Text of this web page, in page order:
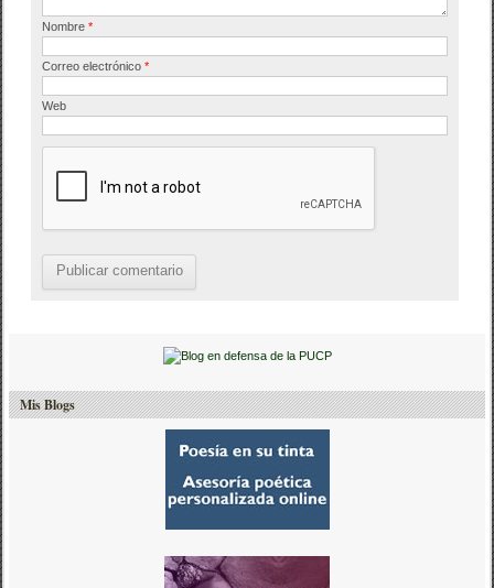
Nombre*
Correo electrónico*
Web
Mis Blogs